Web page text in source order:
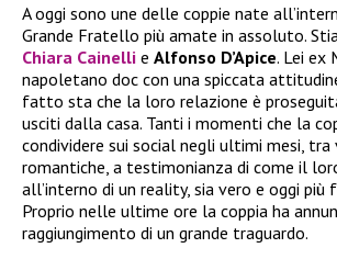
A oggi sono une delle coppie nate
Grande Fratello più amate in assoluto.
Chiara Cainelli e Alfonso D’Apice. Lei ex
napoletano doc con una spiccata
fatto sta che la loro relazione è
usciti dalla casa. Tanti i momenti che la
condividere sui social negli ultimi mesi, tra
romantiche, a testimonianza di come il
all’interno di un reality, sia vero e oggi più
Proprio nelle ultime ore la coppia ha
raggiungimento di un grande traguardo.